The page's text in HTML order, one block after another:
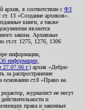
в соответствии с ФЗ
ст. 13 «Создание архивов».
книги, а также
является
закона. Архивные
ст.ст. 1275, 1276, 1306
информации,
информации,
27.07.06 г.) архив «Дебри-
за распространение
основании ст.8 «Право на
журналист не несут
и
права и законные